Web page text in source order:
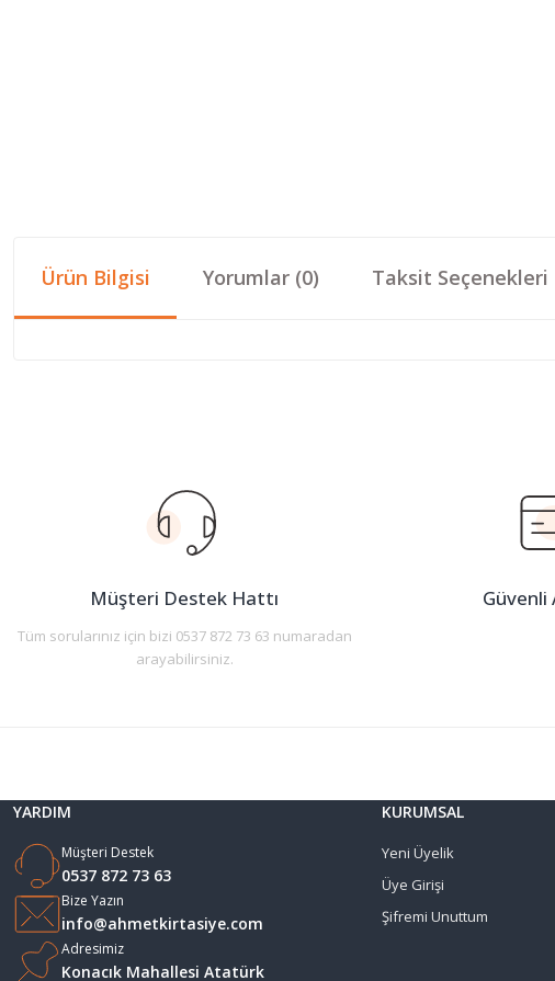
Ürün Bilgisi Yorumlar (0) Taksit Seçenekleri
Ürün açıklamasında eksik bilgiler bulunuyor.
Ürün bilgilerinde hatalar bulunuyor.
Bu ürüne benzer farklı alternatifler olmalı.
Müşteri Destek Hattı
Tüm sorularınız için bizi 0537 872 73 63 numaradan
arayabilirsiniz.
Güvenli
YARDIM
Müşteri Destek
0537 872 73 63
Bize Yazın
info@ahmetkirtasiye.com
Adresimiz
Konacık Mahallesi Atatürk
KURUMSAL
Yeni Üyelik
Üye Girişi
Şifremi Unuttum